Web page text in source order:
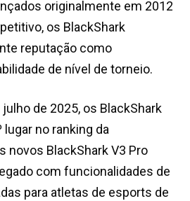
originalmente em 2012
os BlackShark
reputação como
de nível de torneio.
de 2025, os BlackShark
lugar no ranking da
novos BlackShark V3 Pro
com funcionalidades de
para atletas de esports de